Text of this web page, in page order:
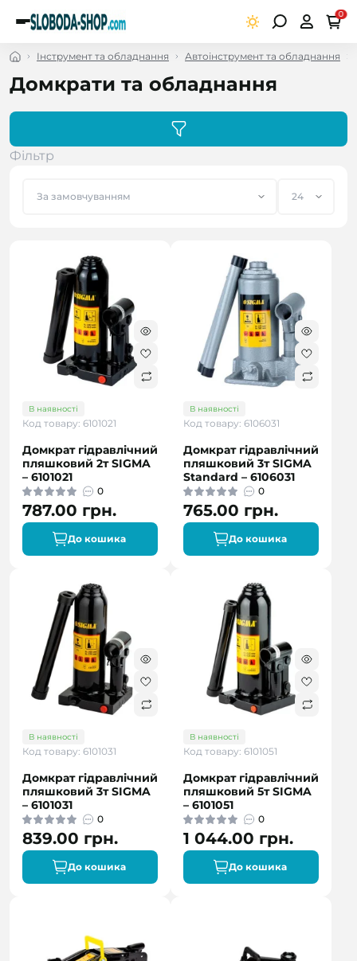
0
Інструмент та обладнання Автоінструмент та обладнання
Домкрати та обладнання
Фільтр
В наявності
Код товару: 6101021
Домкрат гідравлічний
пляшковий 2т SIGMA
– 6101021
0
787.00 грн.
До кошика
В наявності
Код товару: 6106031
Домкрат гідравлічний
пляшковий 3т SIGMA
Standard – 6106031
0
765.00 грн.
До кошика
В наявності
Код товару: 6101031
Домкрат гідравлічний
пляшковий 3т SIGMA
– 6101031
0
839.00 грн.
До кошика
В наявності
Код товару: 6101051
Домкрат гідравлічний
пляшковий 5т SIGMA
– 6101051
0
1 044.00 грн.
До кошика